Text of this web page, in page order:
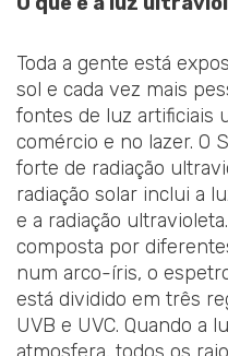
Toda a gente está
sol e cada vez mais
fontes de luz artificiais
comércio e no lazer. O
forte de radiação
radiação solar inclui a
e a radiação
composta por
num arco-íris, o
está dividido em três
UVB e UVC. Quando a